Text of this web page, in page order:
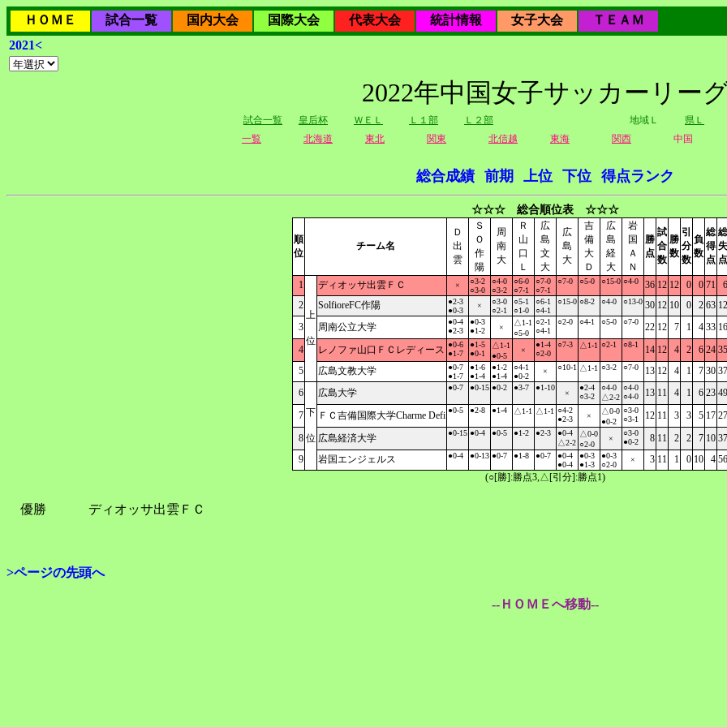
ＨＯＭＥ 試合一覧 国内大会 国際大会 代表大会 統計情報 女子大会 ＴＥＡＭ
2021<
2022年中国女子サッカーリー
試合一覧 皇后杯 ＷＥＬ Ｌ１部 Ｌ２部 地域Ｌ 県Ｌ
一覧
北海道 東北 関東 北信越 東海 関西 中国
総合成績 前期 上位 下位 得点ランク
☆☆☆ 総合順位表 ☆☆☆
順
位
チーム名
Ｄ
出
雲
Ｓ
Ｏ
作
陽
周
南
大
Ｒ
山
口
Ｌ
広
島
文
大
広
島
大
吉
備
大
Ｄ
広
島
経
大
岩
国
Ａ
Ｎ
勝
点
試
合
数
勝
数
引
分
数
負
数
総
得
点
総
失
点
1
上
位
ディオッサ出雲ＦＣ ×
○3-2
○3-0
○4-0
○3-2
○6-0
○7-1
○7-0
○7-1
○7-0 ○5-0 ○15-0 ○4-0 36 12 12 0 0 71 6
2
SolfioreFC作陽
●2-3
●0-3
×
○3-0
○2-1
○5-1
○1-0
○6-1
○4-1
○15-0 ○8-2 ○4-0 ○13-0 30 12 10 0 2 63 12
3
周南公立大学
●0-4
●2-3
●0-3
●1-2
×
△1-1
○5-0
○2-1
○4-1
○2-0 ○4-1 ○5-0 ○7-0 22 12 7 1 4 33 16
4
レノファ山口ＦＣレディース ●0-6
●1-7
●1-5
●0-1
△1-1
●0-5
×
●1-4
○2-0
○7-3 △1-1 ○2-1 ○8-1 14 12 4 2 6 24 35
5
広島文教大学
●0-7
●1-7
●1-6
●1-4
●1-2
●1-4
○4-1
●0-2
× ○10-1 △1-1 ○3-2 ○7-0 13 12 4 1 7 30 37
6
下
位
広島大学 ●0-7 ●0-15 ●0-2 ●3-7 ●1-10
×
●2-4
○3-2
○4-0
△2-2
○4-0
○4-0
13 11 4 1 6 23 49
7
ＦＣ吉備国際大学Charme Defi ●0-5 ●2-8 ●1-4 △1-1 △1-1 ○4-2
●2-3
×
△0-0
●0-2
○3-0
○3-1
12 11 3 3 5 17 27
8
広島経済大学 ●0-15 ●0-4 ●0-5 ●1-2 ●2-3
●0-4
△2-2
△0-0
○2-0
×
○3-0
●0-2
8 11 2 2 7 10 37
9
岩国エンジェルス ●0-4 ●0-13 ●0-7 ●1-8 ●0-7
●0-4
●0-4
●0-3
●1-3
●0-3
○2-0
× 3 11 1 0 10 4 56
(○[勝]:勝点3,△[引分]:勝点1)
優勝 ディオッサ出雲ＦＣ
>ページの先頭へ
--ＨＯＭＥへ移動--